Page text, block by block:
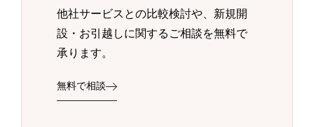
他社サービスとの比較検討や、新規開
設・お引越しに関するご相談を無料で
承ります。
無料で相談